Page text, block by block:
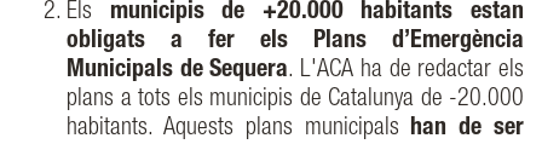
Els municipis de +20.000 habitants estan
obligats a fer els Plans d’Emergència
Municipals de Sequera. L'ACA ha de redactar els
plans a tots els municipis de Catalunya de -20.000
habitants. Aquests plans municipals han de ser